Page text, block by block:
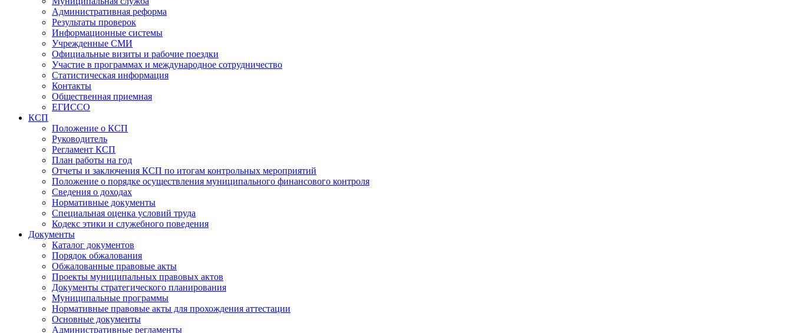
Административная реформа
Результаты проверок
Информационные системы
Учрежденные СМИ
Официальные визиты и рабочие поездки
Участие в программах и международное сотрудничество
Статистическая информация
Контакты
Общественная приемная
ЕГИССО
КСП
Положение о КСП
Руководитель
Регламент КСП
План работы на год
Отчеты и заключения КСП по итогам контрольных мероприятий
Положение о порядке осуществления муниципального финансового контроля
Сведения о доходах
Нормативные документы
Специальная оценка условий труда
Кодекс этики и служебного поведения
Документы
Каталог документов
Порядок обжалования
Обжалованные правовые акты
Проекты муниципальных правовых актов
Документы стратегического планирования
Муниципальные программы
Нормативные правовые акты для прохождения аттестации
Основные документы
Административные регламенты